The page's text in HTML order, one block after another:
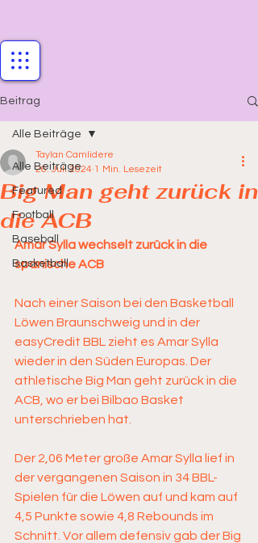
Beitrag
Alle Beiträge
Featured
Football
Baseball
Basketball
Alle Beiträge
Big Man geht zurück in
die ACB
Taylan Camlidere
26. Juli 2024 1 Min. Lesezeit
Amar Sylla wechselt zurück in die
spanische ACB
Nach einer Saison bei den Basketball
Löwen Braunschweig und in der
easyCredit BBL zieht es Amar Sylla
wieder in den Süden Europas. Der
athletische Big Man geht zurück in die
ACB, wo er bei Bilbao Basket
unterschrieben hat.
Der 2,06 Meter große Amar Sylla lief in
der vergangenen Saison in 34 BBL-
Spielen für die Löwen auf und kam auf
4,5 Punkte sowie 4,8 Rebounds im
Schnitt. Vor allem defensiv gab der Big